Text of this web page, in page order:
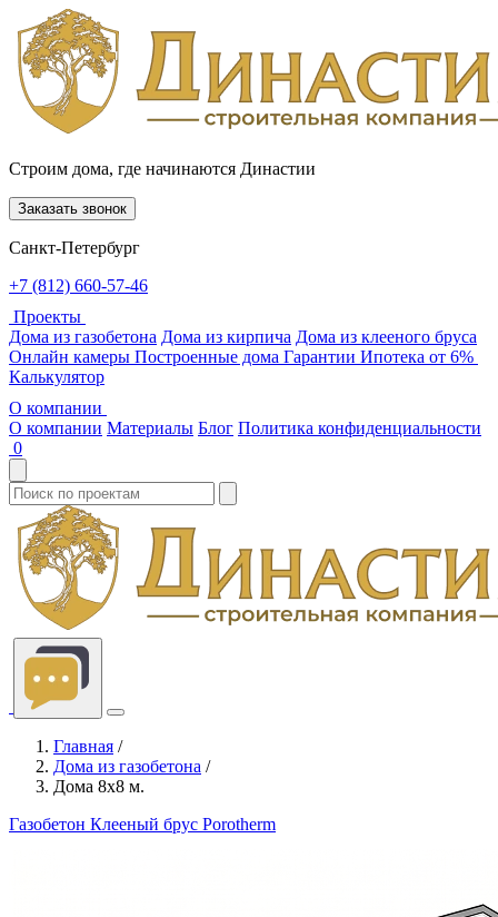
Строим дома, где начинаются Династии
Заказать звонок
Санкт-Петербург
+7 (812) 660-57-46
Проекты
Дома из газобетона Дома из кирпича Дома из клееного бруса
Онлайн камеры Построенные дома Гарантии Ипотека от 6%
Калькулятор
О компании
О компании Материалы Блог Политика конфиденциальности
0
Главная /
Дома из газобетона /
Дома 8x8 м.
Газобетон Клееный брус Porotherm